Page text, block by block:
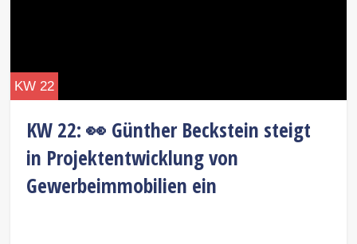
KW 22: 👀 Günther Beckstein steigt
in Projektentwicklung von
Gewerbeimmobilien ein
KW 22